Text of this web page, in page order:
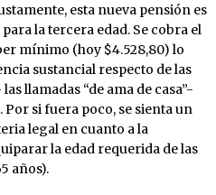
esta nueva pensión es
la tercera edad. Se cobra el
mínimo (hoy $4.528,80) lo
sustancial respecto de las
llamadas “de ama de casa”-
si fuera poco, se sienta un
legal en cuanto a la
la edad requerida de las
años).